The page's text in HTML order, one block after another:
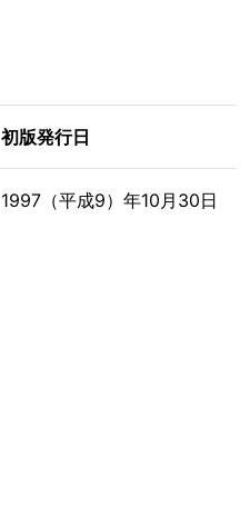
初版発行日
1997（平成9）年10月30日